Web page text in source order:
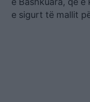
e sigurt të mallit